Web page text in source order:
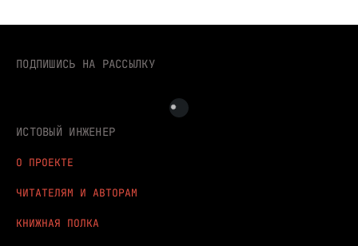
ИСТОВЫЙ ИНЖЕНЕР
О ПРОЕКТЕ
ЧИТАТЕЛЯМ И АВТОРАМ
КНИЖНАЯ ПОЛКА
ПОДПИШИСЬ НА РАССЫЛКУ